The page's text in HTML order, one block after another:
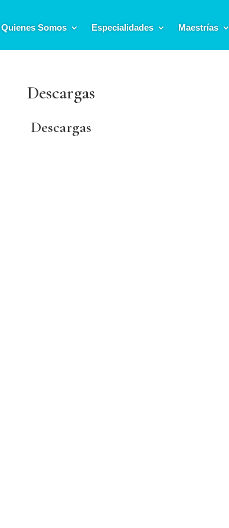
Quienes Somos Especialidades Maestrías
Descargas
Descargas